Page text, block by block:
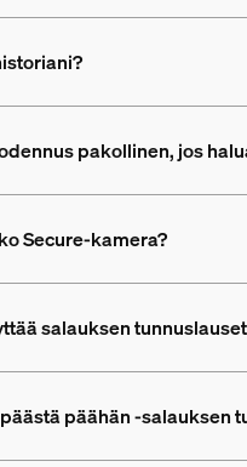
pakollinen, jos
Secure-kamera?
salauksen
päähän -salauksen